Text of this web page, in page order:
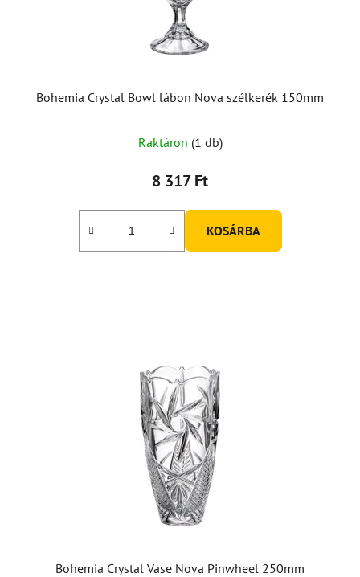
Bohemia Crystal Bowl lábon Nova szélkerék 150mm
Raktáron (1 db)
8 317 Ft
KOSÁRBA
Bohemia Crystal Vase Nova Pinwheel 250mm